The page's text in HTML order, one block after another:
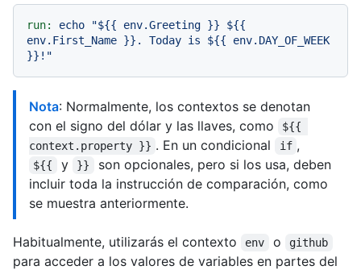
run: echo "${{ env.Greeting }} ${{
env.First_Name }} . Today is ${{ env.DAY_OF_WEEK
}} !"
Nota: Normalmente, los contextos se denotan
con el signo del dólar y las llaves, como
${{
context.property }} . En un condicional if ,
${{ y }}
son opcionales, pero si los usa, deben
incluir toda la instrucción de comparación, como
se muestra anteriormente.
Habitualmente, utilizarás el contexto env o github
para acceder a los valores de variables en partes del